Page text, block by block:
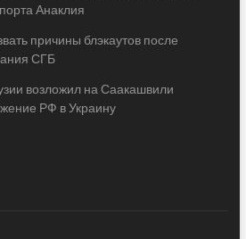
Анаклия
причины блэкаутов после
СГБ
возложил на Саакашвили
РФ в Украину